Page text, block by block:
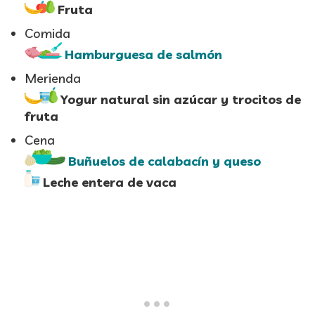
Fruta
Comida
Hamburguesa de salmón
Merienda
Yogur natural sin azúcar y trocitos de
fruta
Cena
Buñuelos de calabacín y queso
Leche entera de vaca